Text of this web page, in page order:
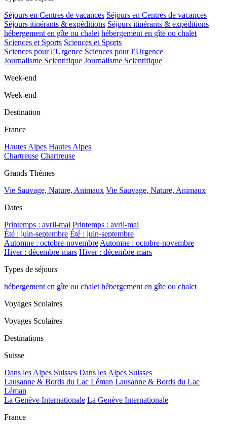
Séjours en Centres de vacances Séjours en Centres de vacances
Séjours itinérants & expéditions Séjours itinérants & expéditions
hébergement en gîte ou chalet hébergement en gîte ou chalet
Sciences et Sports Sciences et Sports
Sciences pour l’Urgence Sciences pour l’Urgence
Journalisme Scientifique Journalisme Scientifique
Week-end
Week-end
Destination
France
Hautes Alpes Hautes Alpes
Chartreuse Chartreuse
Grands Thèmes
Vie Sauvage, Nature, Animaux Vie Sauvage, Nature, Animaux
Dates
Printemps : avril-mai Printemps : avril-mai
Été : juin-septembre Été : juin-septembre
Automne : octobre-novembre Automne : octobre-novembre
Hiver : décembre-mars Hiver : décembre-mars
Types de séjours
hébergement en gîte ou chalet hébergement en gîte ou chalet
Voyages Scolaires
Voyages Scolaires
Destinations
Suisse
Dans les Alpes Suisses Dans les Alpes Suisses
Lausanne & Bords du Lac Léman Lausanne & Bords du Lac
Léman
La Genève Internationale La Genève Internationale
France